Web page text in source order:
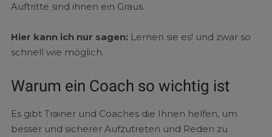
Auftritte sind ihnen ein Graus.
Hier kann ich nur sagen:Lernen sie es! und zwar so
schnell wie möglich.
Warum ein Coach so wichtig ist
Es gibt Trainer und Coaches die Ihnen helfen, um
besser und sicherer Aufzutreten und Reden zu